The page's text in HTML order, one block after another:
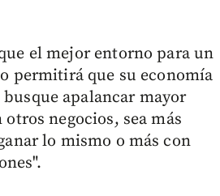
el mejor entorno para un
permitirá que su economía
apalancar mayor
negocios, sea más
lo mismo o más con